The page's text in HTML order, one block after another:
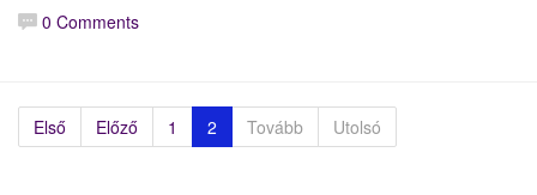
0 Comments
Első Előző 1 2 Tovább Utolsó